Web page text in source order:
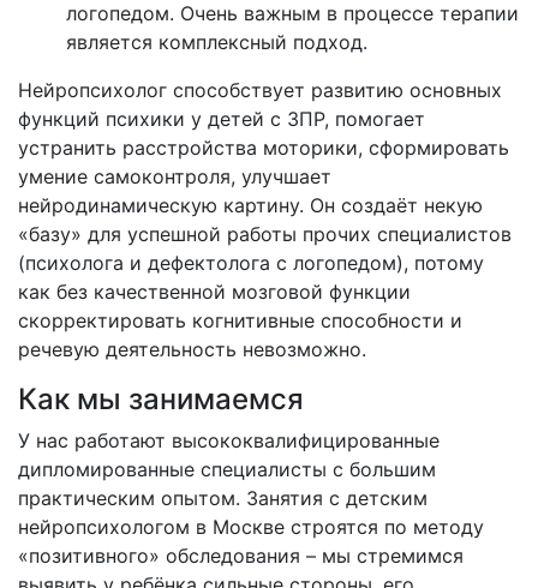
логопедом. Очень важным в процессе терапии
является комплексный подход.
Нейропсихолог способствует развитию основных
функций психики у детей с ЗПР, помогает
устранить расстройства моторики, сформировать
умение самоконтроля, улучшает
нейродинамическую картину. Он создаёт некую
«базу» для успешной работы прочих специалистов
(психолога и дефектолога с логопедом), потому
как без качественной мозговой функции
скорректировать когнитивные способности и
речевую деятельность невозможно.
Как мы занимаемся
У нас работают высококвалифицированные
дипломированные специалисты с большим
практическим опытом. Занятия с детским
нейропсихологом в Москве строятся по методу
«позитивного» обследования – мы стремимся